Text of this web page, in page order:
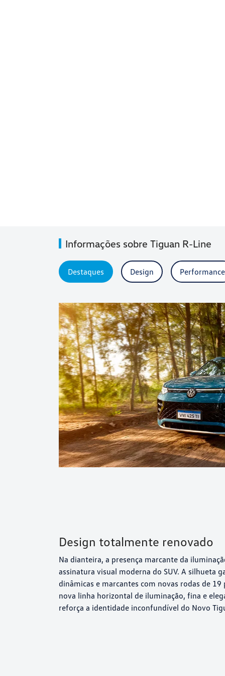
Informações sobre Tiguan R-Line
Destaques Design Performance
Design totalmente renovado
Na dianteira, a presença marcante da
assinatura visual moderna do SUV. A silhueta
dinâmicas e marcantes com novas rodas de
nova linha horizontal de iluminação, fina e
reforça a identidade inconfundível do Novo